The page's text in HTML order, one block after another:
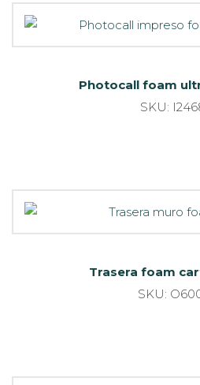
Photocall foam
SKU:
Trasera foam
SKU: